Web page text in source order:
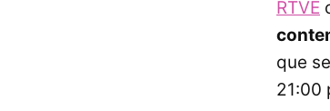
RTVE
que
21:00